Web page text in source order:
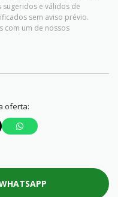
sugeridos e válidos de
sem aviso prévio.
com um de nossos
oferta: